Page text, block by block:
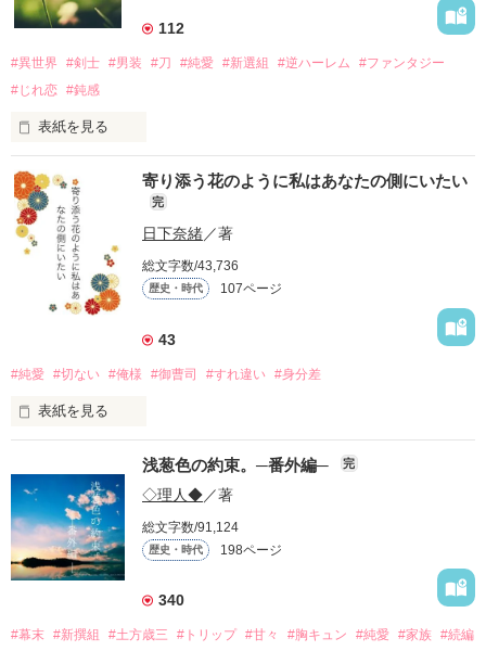
詳しく検索
タイトル
ジャンル
感想
ステータス 全て 完結
長編
作品の長さについて
超短編！フェチから始まる溺愛コンテスト
スターツ出版小説投稿サイト合同企画「1話からの長編大
賞」ベリーズカフェ会場
その他の条件 動画あり
112
#異世界 #剣士 #男装 #刀 #純愛 #新選組 #逆ハーレム
#ファンタジー
#じれ恋 #鈍感
表紙を見る
つまらなかった。
何もかも…。
時代は進んで、再び帯刀が許された。
警察なんて宛にならないほど、世界は腐っていた。
その中でも〝Noah〟は有名だった。
く光る。
寄り添う花のように私はあなたの側にいたい
完
日下奈緒／著
総文字数/43,736
歴史・時代 107ページ
43
#純愛 #切ない #俺様 #御曹司 #すれ違い #身分差
表紙を見る
皆さんのおかげです。
浅葱色の約束。─番外編─ 完
◇理人◆／著
総文字数/91,124
歴史・時代 198ページ
340
#幕末 #新撰組 #土方歳三 #トリップ #甘々 #胸キュン #純愛 #家族 #続編